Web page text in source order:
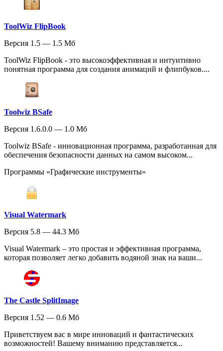
ToolWiz FlipBook
Версия 1.5 — 1.5 Мб
ToolWiz FlipBook - это высокоэффективная и интуитивно
понятная программа для создания анимаций и флипбуков....
Toolwiz BSafe
Версия 1.6.0.0 — 1.0 Мб
Toolwiz BSafe - инновационная программа, разработанная для
обеспечения безопасности данных на самом высоком...
Программы «Графические инструменты»
Visual Watermark
Версия 5.8 — 44.3 Мб
Visual Watermark – это простая и эффективная программа,
которая позволяет легко добавить водяной знак на ваши...
The Castle SplitImage
Версия 1.52 — 0.6 Мб
Приветствуем вас в мире инноваций и фантастических
возможностей! Вашему вниманию представляется...